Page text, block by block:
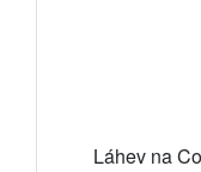
Láhev na